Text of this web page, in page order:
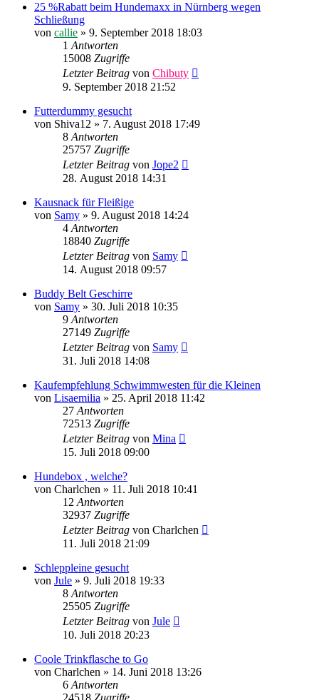
25 %Rabatt beim Hundemaxx in Nürnberg wegen
Schließung
von callie » 9. September 2018 18:03
1 Antworten
15008 Zugriffe
Letzter Beitrag von Chibuty
9. September 2018 21:52
Futterdummy gesucht
von Shiva12 » 7. August 2018 17:49
8 Antworten
25757 Zugriffe
Letzter Beitrag von Jope2
28. August 2018 14:31
Kausnack für Fleißige
von Samy » 9. August 2018 14:24
4 Antworten
18840 Zugriffe
Letzter Beitrag von Samy
14. August 2018 09:57
Buddy Belt Geschirre
von Samy » 30. Juli 2018 10:35
9 Antworten
27149 Zugriffe
Letzter Beitrag von Samy
31. Juli 2018 14:08
Kaufempfehlung Schwimmwesten für die Kleinen
von Lisaemilia » 25. April 2018 11:42
27 Antworten
72513 Zugriffe
Letzter Beitrag von Mina
15. Juli 2018 09:00
Hundebox , welche?
von Charlchen » 11. Juli 2018 10:41
12 Antworten
32937 Zugriffe
Letzter Beitrag von Charlchen
11. Juli 2018 21:09
Schleppleine gesucht
von Jule » 9. Juli 2018 19:33
8 Antworten
25505 Zugriffe
Letzter Beitrag von Jule
10. Juli 2018 20:23
Coole Trinkflasche to Go
von Charlchen » 14. Juni 2018 13:26
6 Antworten